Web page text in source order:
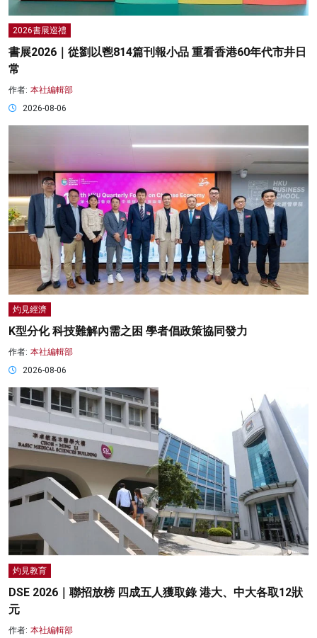
2026書展巡禮
書展2026｜從劉以鬯814篇刊報小品 重看香港60年代市井日
常
作者: 本社編輯部
2026-08-06
灼見經濟
K型分化 科技難解內需之困 學者倡政策協同發力
作者: 本社編輯部
2026-08-06
灼見教育
DSE 2026｜聯招放榜 四成五人獲取錄 港大、中大各取12狀
元
作者: 本社編輯部